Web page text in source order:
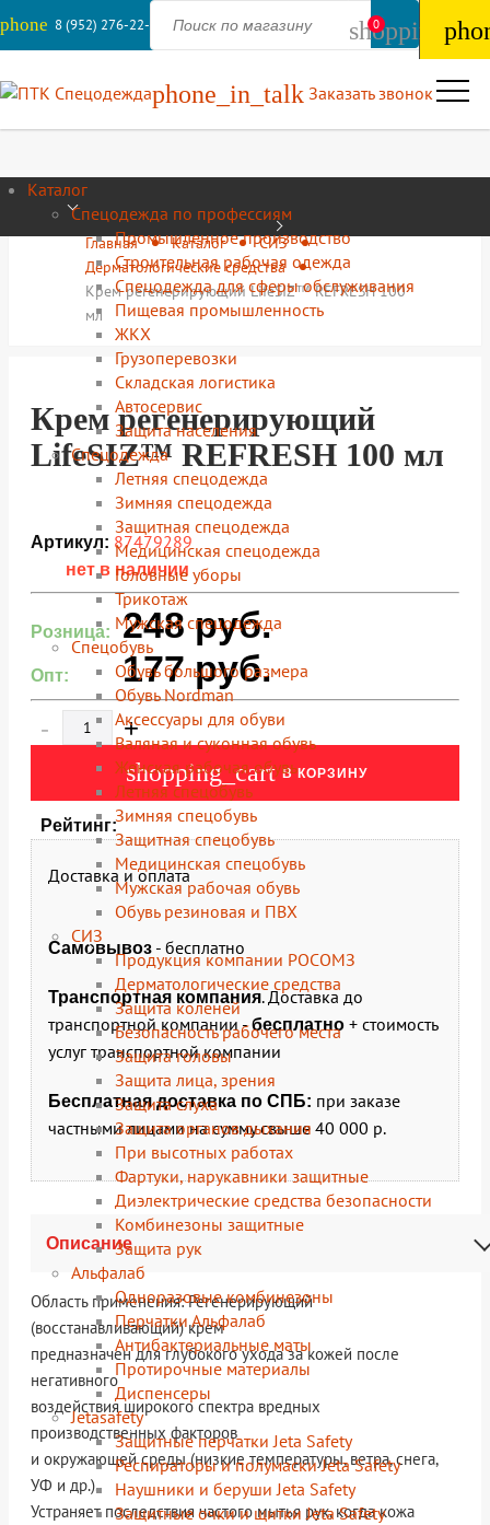
phone 8 (952) 276-22-44
phone_in_talk Заказать звонок
Каталог
Спецодежда по профессиям
Промышленное производство
Строительная рабочая одежда
Спецодежда для сферы обслуживания
Пищевая промышленность
ЖКХ
Грузоперевозки
Складская логистика
Автосервис
Защита населения
Спецодежда
Летняя спецодежда
Зимняя спецодежда
Защитная спецодежда
Медицинская спецодежда
Головные уборы
Трикотаж
Мужская спецодежда
Спецобувь
Обувь большого размера
Обувь Nordman
Аксессуары для обуви
Валяная и суконная обувь
Женская рабочая обувь
Летняя спецобувь
Зимняя спецобувь
Защитная спецобувь
Медицинская спецобувь
Мужская рабочая обувь
Обувь резиновая и ПВХ
СИЗ
Продукция компании РОСОМЗ
Дерматологические средства
Защита коленей
Безопасность рабочего места
Защита головы
Защита лица, зрения
Защита слуха
Защита органов дыхания
При высотных работах
Фартуки, нарукавники защитные
Диэлектрические средства безопасности
Комбинезоны защитные
Защита рук
Альфалаб
Одноразовые комбинезоны
Перчатки Альфалаб
Антибактериальные маты
Протирочные материалы
Диспенсеры
Jetasafety
Защитные перчатки Jeta Safety
Респираторы и полумаски Jeta Safety
Наушники и беруши Jeta Safety
Защитные очки и щитки Jeta Safety
0
Главная Каталог
СИЗ
Дерматологические средства
Крем регенерирующий LifeSIZ™ REFRESH 100
мл
Крем регенерирующий
LifeSIZ™ REFRESH 100 мл
Артикул: 87479289
нет в наличии
Розница: 248руб.
Опт: 177руб.
- +
shopping_cartВ КОРЗИНУ
Рейтинг:
Доставка и оплата
Самовывоз - бесплатно
Транспортная компания. Доставка до
транспортной компании -бесплатно + стоимость
услуг транспортной компании
Бесплатная доставка по СПБ: при заказе
частными лицами на сумму свыше 40 000 р.
Описание
Область применения: Регенерирующий
(восстанавливающий) крем
предназначен для глубокого ухода за кожей после
негативного
воздействия широкого спектра вредных
производственных факторов
и окружающей среды (низкие температуры, ветра, снега,
УФ и др.).
Устраняет последствия частого мытья рук, когда кожа